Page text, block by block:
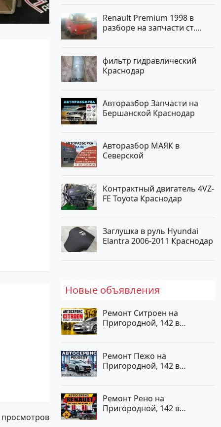
просмотров
Renault Premium 1998 в
разборе на запчасти ст.
фильтр гидравлический
Краснодар
Авторазбор Запчасти на
Бершанской Краснодар
Авторазбор МАЯК в
Северской
Контрактный двигатель 4VZ-
FE Toyota Краснодар
Заглушка в руль Hyundai
Elantra 2006-2011 Краснодар
Новые объявления
Ремонт Ситроен на
Пригородной, 142 в
Ремонт Пежо на
Пригородной, 142 в
Ремонт Рено на
Пригородной, 142 в